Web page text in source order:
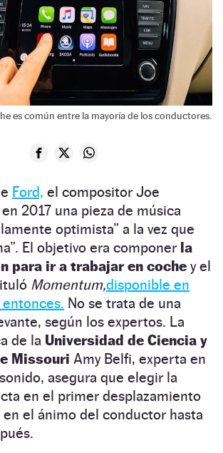
es común entre la mayoría de los conductores.
Ford, el compositor Joe
2017 una pieza de música
optimista” a la vez que
El objetivo era componer la
para ir a trabajar en coche y el
Momentum,disponible en
No se trata de una
según los expertos. La
de la Universidad de Ciencia y
Missouri Amy Belfi, experta en
asegura que elegir la
en el primer desplazamiento
el ánimo del conductor hasta